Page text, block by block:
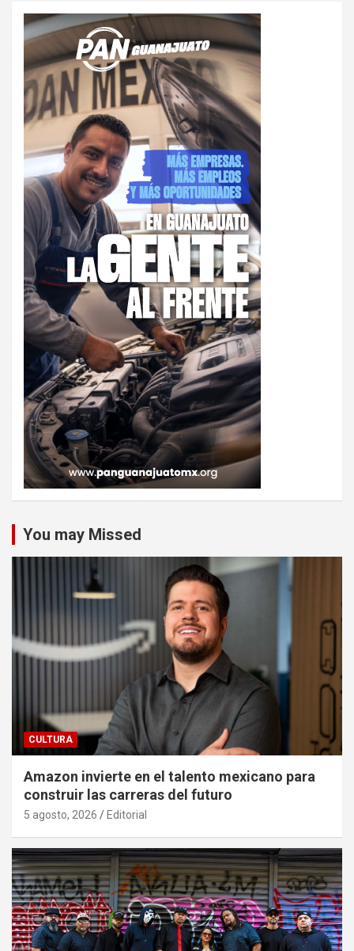
You may Missed
CULTURA
Amazon invierte en el talento mexicano para
construir las carreras del futuro
5 agosto, 2026 Editorial